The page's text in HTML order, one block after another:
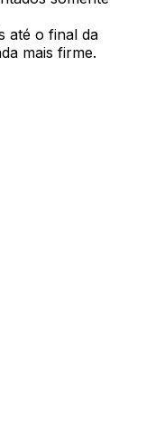
até o final da
mais firme.